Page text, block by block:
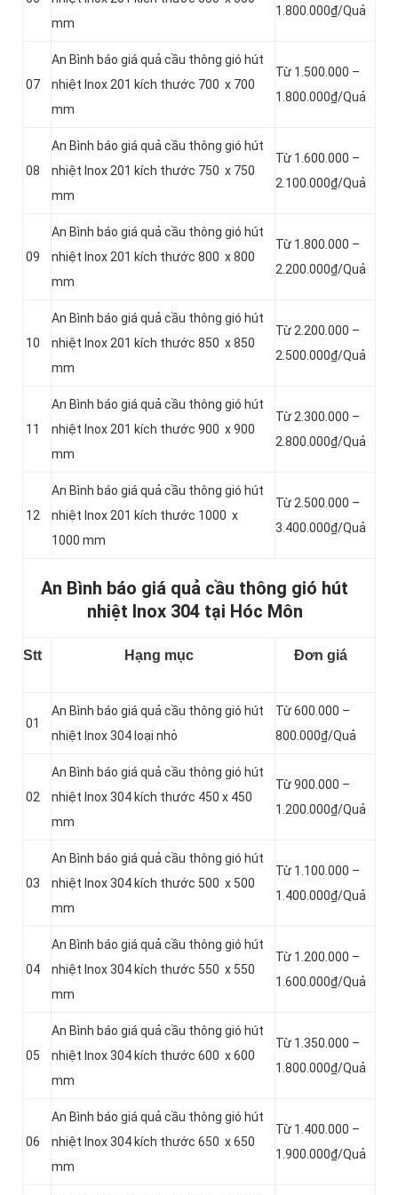
mm
1.800.000₫/Quả
07
An Bình báo giá quả cầu thông gió hút
nhiệt Inox 201 kích thước 700 x 700
mm
Từ 1.500.000 –
1.800.000₫/Quả
08
An Bình báo giá quả cầu thông gió hút
nhiệt Inox 201 kích thước 750 x 750
mm
Từ 1.600.000 –
2.100.000₫/Quả
09
An Bình báo giá quả cầu thông gió hút
nhiệt Inox 201 kích thước 800 x 800
mm
Từ 1.800.000 –
2.200.000₫/Quả
10
An Bình báo giá quả cầu thông gió hút
nhiệt Inox 201 kích thước 850 x 850
mm
Từ 2.200.000 –
2.500.000₫/Quả
11
An Bình báo giá quả cầu thông gió hút
nhiệt Inox 201 kích thước 900 x 900
mm
Từ 2.300.000 –
2.800.000₫/Quả
12
An Bình báo giá quả cầu thông gió hút
nhiệt Inox 201 kích thước 1000 x
1000 mm
Từ 2.500.000 –
3.400.000₫/Quả
An Bình báo giá quả cầu thông gió hút
nhiệt Inox 304 tại Hóc Môn
Stt Hạng mục Đơn giá
01
An Bình báo giá quả cầu thông gió hút
nhiệt Inox 304 loại nhỏ
Từ 600.000 –
800.000₫/Quả
02
An Bình báo giá quả cầu thông gió hút
nhiệt Inox 304 kích thước 450 x 450
mm
Từ 900.000 –
1.200.000₫/Quả
03
An Bình báo giá quả cầu thông gió hút
nhiệt Inox 304 kích thước 500 x 500
mm
Từ 1.100.000 –
1.400.000₫/Quả
04
An Bình báo giá quả cầu thông gió hút
nhiệt Inox 304 kích thước 550 x 550
mm
Từ 1.200.000 –
1.600.000₫/Quả
05
An Bình báo giá quả cầu thông gió hút
nhiệt Inox 304 kích thước 600 x 600
mm
Từ 1.350.000 –
1.800.000₫/Quả
06
An Bình báo giá quả cầu thông gió hút
nhiệt Inox 304 kích thước 650 x 650
mm
Từ 1.400.000 –
1.900.000₫/Quả